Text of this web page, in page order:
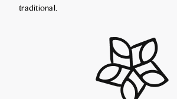
traditional.